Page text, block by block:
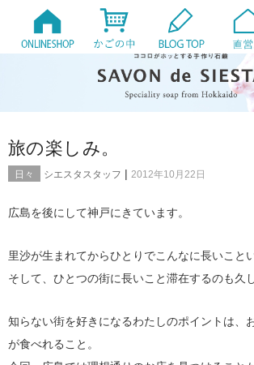
旅の楽しみ。
日々 シエスタスタッフ | 2012年10月22日
広島を後にして神戸にきています。
里沙が生まれてからひとりでこんなに長いこと
そして、ひとつの街に長いこと滞在するのも久
知らない街を好きになるわたしのポイントは、
が食べれること。